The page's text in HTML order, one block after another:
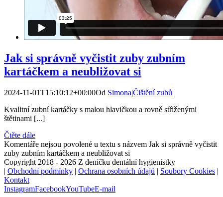
Jak si správně vyčistit zuby zubním
kartáčkem a neubližovat si
2024-11-01T15:10:12+00:00Od Simona|Čištění zubů|
Kvalitní zubní kartáčky s malou hlavičkou a rovně střiženými
štětinami [...]
Čtěte dále
Komentáře nejsou povolené u textu s názvem Jak si správně vyčistit
zuby zubním kartáčkem a neubližovat si
Copyright 2018 - 2026 Z deníčku dentální hygienistky
| Obchodní podmínky | Ochrana osobních údajů | Soubory Cookies |
Kontakt
InstagramFacebookYouTubeE-mail